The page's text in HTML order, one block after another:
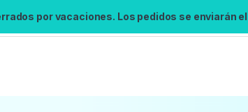
por vacaciones. Los pedidos se enviarán el